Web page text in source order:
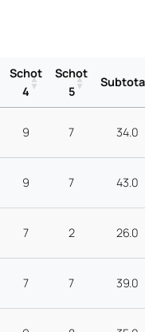
Schot
4
Schot
5
9 7 34.0
9 7 43.0
7 2 26.0
7 7 39.0